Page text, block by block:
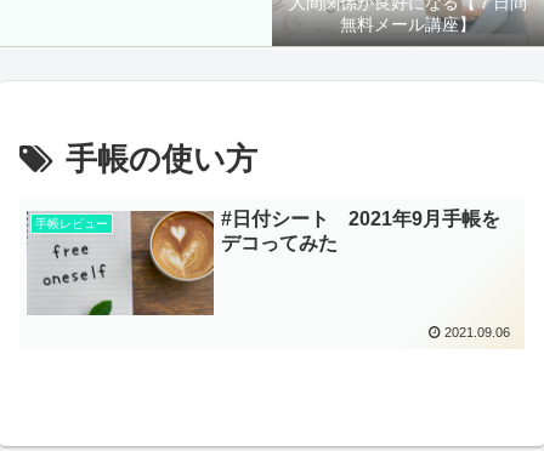
無料メール講座】
手帳の使い方
手帳レビュー
#日付シート 2021年9月手帳を
デコってみた
2021.09.06